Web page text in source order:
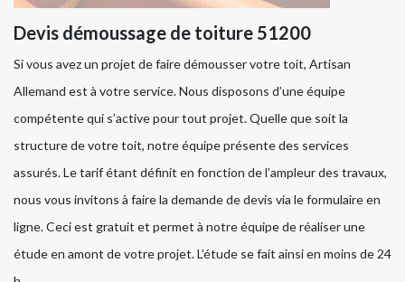
Devis démoussage de toiture 51200
Si vous avez un projet de faire démousser votre toit, Artisan
Allemand est à votre service. Nous disposons d’une équipe
compétente qui s’active pour tout projet. Quelle que soit la
structure de votre toit, notre équipe présente des services
assurés. Le tarif étant définit en fonction de l’ampleur des travaux,
nous vous invitons à faire la demande de devis via le formulaire en
ligne. Ceci est gratuit et permet à notre équipe de réaliser une
étude en amont de votre projet. L’étude se fait ainsi en moins de 24